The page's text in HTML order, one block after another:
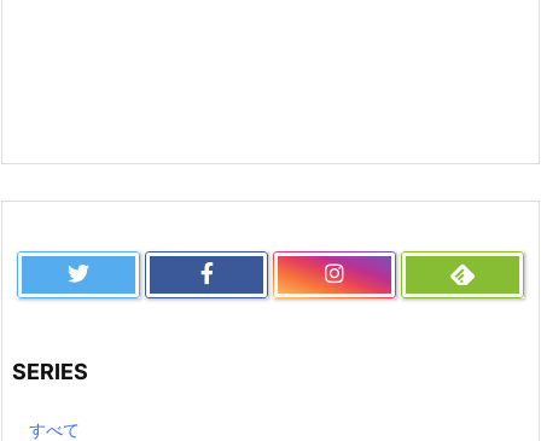
SERIES
すべて